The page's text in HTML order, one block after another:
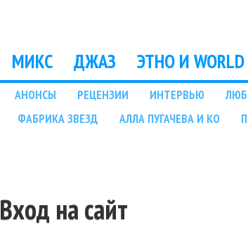
МИКС ДЖАЗ ЭТНО И WORLD
АНОНСЫ РЕЦЕНЗИИ ИНТЕРВЬЮ
ФАБРИКА ЗВЕЗД АЛЛА ПУГАЧЕВА И КО
Вход на сайт